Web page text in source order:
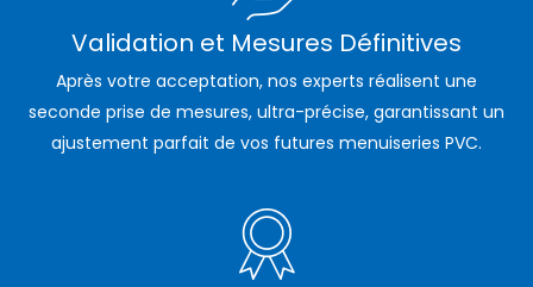
Validation et Mesures Définitives
Après votre acceptation, nos experts réalisent une
seconde prise de mesures, ultra-précise, garantissant un
ajustement parfait de vos futures menuiseries PVC.